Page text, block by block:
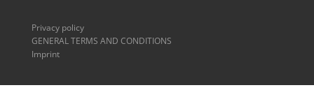
Privacy policy
GENERAL TERMS AND CONDITIONS
Imprint